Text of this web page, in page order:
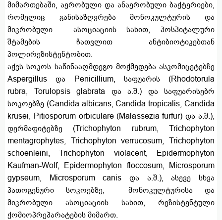
მიმართებაში, აერობული და ანაერობული ბაქტერიები,
რომელიც განისაზღვრება მონოკულტურის და
მიკრობული ასოციაციის სახით, ჰოსპიტალური
შტამების ჩათვლით ანტიბიოტიკებთან
პოლირეზისტენტობით.
აქვს სოკოს საწინააღმდეგო მოქმედება ასკომიცეტებზე
Aspergillus და Penicillium, საფუარის (Rhodotorula
rubra, Torulopsis glabrata და ა.შ.) და საფუარისებრ
სოკოებზე (Candida albicans, Candida tropicalis, Candida
krusei, Pitiosporum orbiculare (Malassezia furfur) და ა.შ.),
დერმაფიტებზე (Trichophyton rubrum, Trichophyton
mentagrophytes, Trichophyton verrucosum, Trichophyton
schoenleini, Trichophyton violacent, Epidermophyton
Kaufman-Wolf, Epidermophyton floccosum, Microsporum
gypseum, Microsporum canis და ა.შ.), ასევე სხვა
პათოგენური სოკოებზე, მონოკულტურისა და
მიკრობული ასოციაციის სახით, რეზისტენტული
ქომიოპრეპარატების მიმართ.